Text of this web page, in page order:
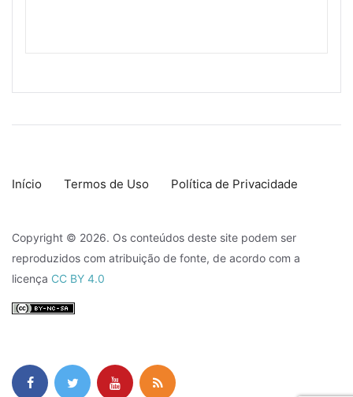
Início Termos de Uso Política de Privacidade
Copyright © 2026. Os conteúdos deste site podem ser
reproduzidos com atribuição de fonte, de acordo com a
licença CC BY 4.0